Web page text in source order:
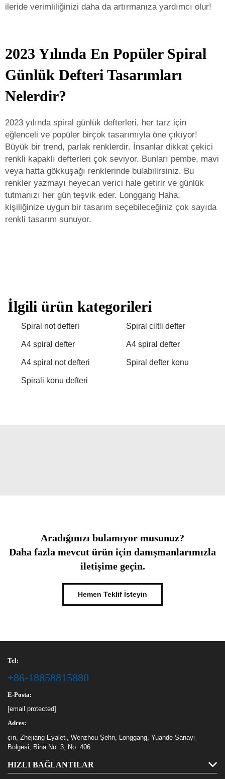
ileride verimliliğinizi daha da artırmanıza yardımcı olur!
2023 Yılında En Popüler Spiral
Günlük Defteri Tasarımları
Nelerdir?
2023 yılında spiral günlük defterleri, her tarz için
eğlenceli ve popüler birçok tasarımıyla öne çıkıyor!
Büyük bir trend, parlak renklerdir. İnsanlar dikkat çekici
renkli kapaklı defterleri çok seviyor. Bunları pembe, mavi
veya hatta gökkuşağı renklerinde bulabilirsiniz. Bu
renkler yazmayı heyecan verici hale getirir ve günlük
tutmanızı her gün teşvik eder. Longgang Haha,
kişiliğinize uygun bir tasarım seçebileceğiniz çok sayıda
renkli tasarım sunuyor.
İlgili ürün kategorileri
Spiral not defteri Spiral ciltli defter
A4 spiral defter A4 spiral defter
A4 spiral not defteri Spiral defter konu
Spirali konu defteri
Aradığınızı bulamıyor musunuz?
Daha fazla mevcut ürün için danışmanlarımızla
iletişime geçin.
Hemen Teklif İsteyin
Tel:
+86-18858815880
E-Posta:
[email protected]
Adres:
çin, Zhejiang Eyaleti, Wenzhou Şehri, Longgang, Yuande Sanayi
Bölgesi, Bina No: 3, No: 406
HIZLI BAĞLANTILAR